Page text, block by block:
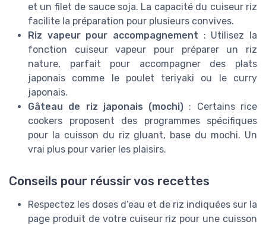
et un filet de sauce soja. La capacité du cuiseur riz
facilite la préparation pour plusieurs convives.
Riz vapeur pour accompagnement : Utilisez la
fonction cuiseur vapeur pour préparer un riz
nature, parfait pour accompagner des plats
japonais comme le poulet teriyaki ou le curry
japonais.
Gâteau de riz japonais (mochi) : Certains rice
cookers proposent des programmes spécifiques
pour la cuisson du riz gluant, base du mochi. Un
vrai plus pour varier les plaisirs.
Conseils pour réussir vos recettes
Respectez les doses d’eau et de riz indiquées sur la
page produit de votre cuiseur riz pour une cuisson